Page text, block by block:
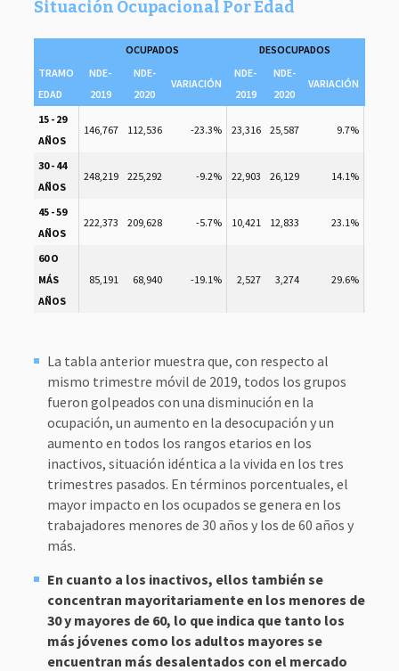
Situación Ocupacional Por Edad
OCUPADOS
DESOCUPADOS
TRAMO
EDAD
NDE-
2019
NDE-
2020
VARIACIÓN
NDE-
2019
NDE-
2020
VARIACIÓN
15 - 29
AÑOS
146,767 112,536 -23.3% 23,316 25,587 9.7%
30 - 44
AÑOS
248,219 225,292 -9.2% 22,903 26,129 14.1%
45 - 59
AÑOS
222,373 209,628 -5.7% 10,421 12,833 23.1%
60 O
MÁS
AÑOS
85,191 68,940 -19.1% 2,527 3,274 29.6%
La tabla anterior muestra que, con respecto al
mismo trimestre móvil de 2019, todos los grupos
fueron golpeados con una disminución en la
ocupación, un aumento en la desocupación y un
aumento en todos los rangos etarios en los
inactivos, situación idéntica a la vivida en los tres
trimestres pasados. En términos porcentuales, el
mayor impacto en los ocupados se genera en los
trabajadores menores de 30 años y los de 60 años y
más.
En cuanto a los inactivos, ellos también se
concentran mayoritariamente en los menores de
30 y mayores de 60, lo que indica que tanto los
más jóvenes como los adultos mayores se
encuentran más desalentados con el mercado